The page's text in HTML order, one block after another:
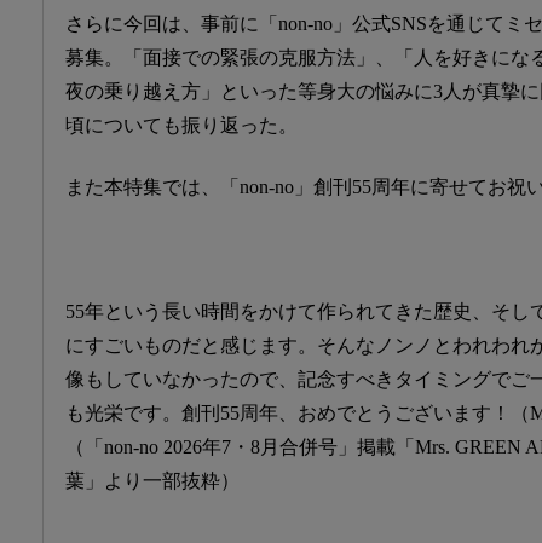
さらに今回は、事前に「non-no」公式SNSを通じてミ
募集。「面接での緊張の克服方法」、「人を好きにな
夜の乗り越え方」といった等身大の悩みに3人が真摯
頃についても振り返った。
また本特集では、「non-no」創刊55周年に寄せてお祝
55年という長い時間をかけて作られてきた歴史、そし
にすごいものだと感じます。そんなノンノとわれわれ
像もしていなかったので、記念すべきタイミングでご
も光栄です。創刊55周年、おめでとうございます！（
（「non-no 2026年7・8月合併号」掲載「Mrs.
葉」より一部抜粋）